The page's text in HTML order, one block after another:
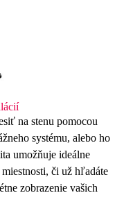
na stenu pomocou
systému, alebo ho
umožňuje ideálne
či už hľadáte
zobrazenie vašich